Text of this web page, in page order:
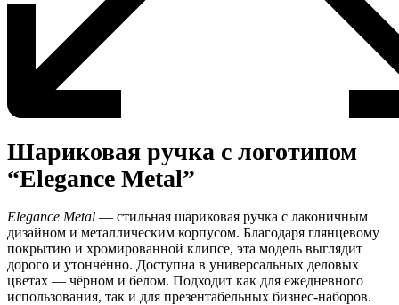
Шариковая ручка с логотипом
“Elegance Metal”
Elegance Metal — стильная шариковая ручка с лаконичным
дизайном и металлическим корпусом. Благодаря глянцевому
покрытию и хромированной клипсе, эта модель выглядит
дорого и утончённо. Доступна в универсальных деловых
цветах — чёрном и белом. Подходит как для ежедневного
использования, так и для презентабельных бизнес-наборов.